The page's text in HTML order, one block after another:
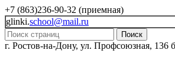
+7 (863)236-90-32 (приемная)
glinki.school@mail.ru
Поиск
г. Ростов-на-Дону, ул. Профсоюзная, 136